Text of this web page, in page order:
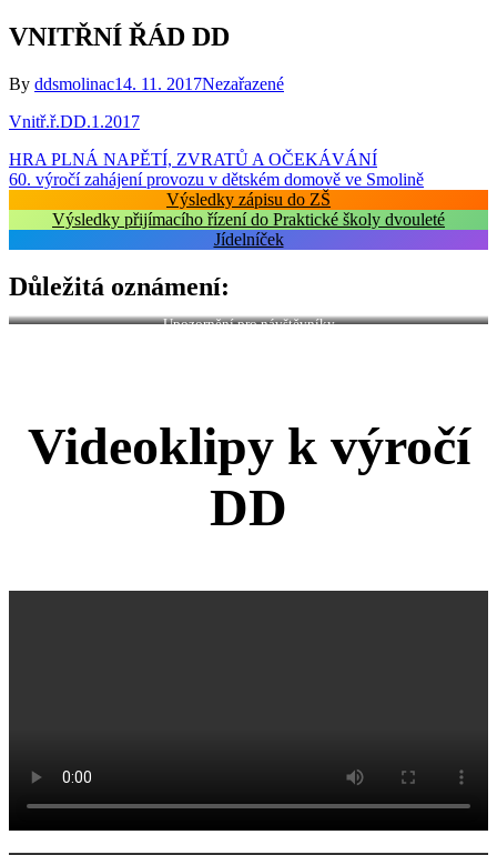
VNITŘNÍ ŘÁD DD
By ddsmolinac14. 11. 2017Nezařazené
Vnitř.ř.DD.1.2017
Navigace
pro
příspěvek
HRA PLNÁ NAPĚTÍ, ZVRATŮ A OČEKÁVÁNÍ
60. výročí zahájení provozu v dětském domově ve Smolině
Výsledky zápisu do ZŠ
Výsledky přijímacího řízení do Praktické školy dvouleté
Jídelníček
Důležitá oznámení:
Upozornění pro návštěvníky
Videoklipy k výročí
DD